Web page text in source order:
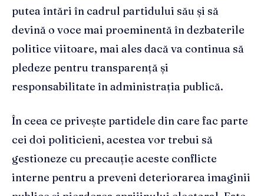
putea întări în cadrul partidului său și să
devină o voce mai proeminentă în dezbaterile
politice viitoare, mai ales dacă va continua să
pledeze pentru transparență și
responsabilitate în administrația publică.
În ceea ce privește partidele din care fac parte
cei doi politicieni, acestea vor trebui să
gestioneze cu precauție aceste conflicte
interne pentru a preveni deteriorarea imaginii